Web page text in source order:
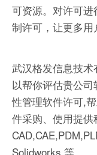
可资源。对许可
制许可，让更多用
武汉格发信息技
以帮你评估贵公
性管理软件许可,
件采购、使用提
Solidworks 等。